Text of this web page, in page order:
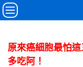
原來癌細胞最怕
多吃阿！